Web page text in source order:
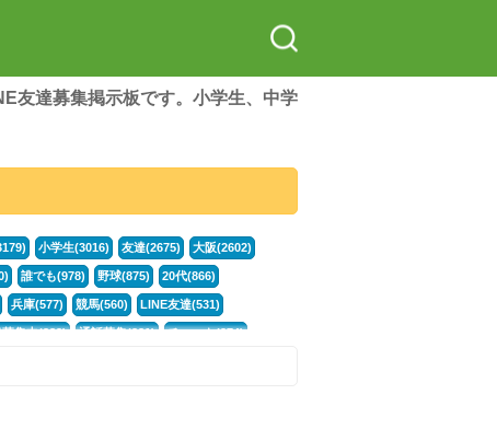
友達募集掲示板です。小学生、中学
小学生(3016) 友達(2675) 大阪(2602)
誰でも(978) 野球(875) 20代(866)
兵庫(577) 競馬(560) LINE友達(531)
募集中(382) 通話募集(381) チャット(374)